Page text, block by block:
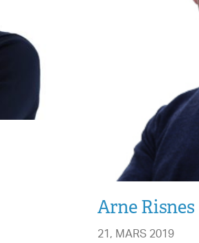
Arne Risnes
21, MARS 2019